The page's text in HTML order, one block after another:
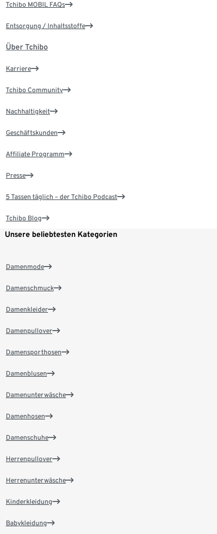
Tchibo MOBIL FAQs
Entsorgung / Inhaltsstoffe
Über Tchibo
Karriere
Tchibo Community
Nachhaltigkeit
Geschäftskunden
Affiliate Programm
Presse
5 Tassen täglich – der Tchibo Podcast
Tchibo Blog
Unsere beliebtesten Kategorien
Damenmode
Damenschmuck
Damenkleider
Damenpullover
Damensporthosen
Damenblusen
Damenunterwäsche
Damenhosen
Damenschuhe
Herrenpullover
Herrenunterwäsche
Kinderkleidung
Babykleidung